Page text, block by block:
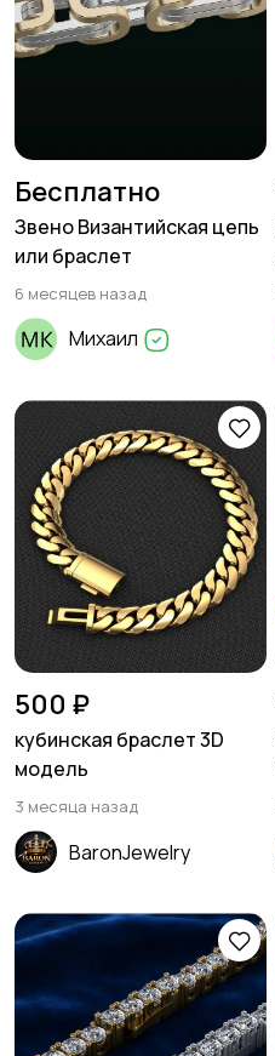
Бесплатно
Звено Византийская цепь
или браслет
6 месяцев назад
Михаил
500 ₽
кубинская браслет 3D
модель
3 месяца назад
BaronJewelry